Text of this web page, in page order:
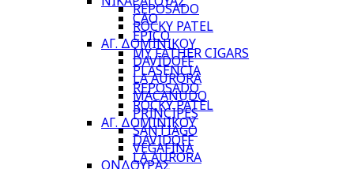
REPOSADO
ROCKY PATEL
ΑΓ. ΔΟΜΙΝΙΚΟΥ
DAVIDOFF
LA AURORA
MACANUDO
PRINCIPES
SANTIAGO
VEGAFINA
ΟΝΔΟΥΡΑΣ
CAO
EPICO
MY FATHER CIGARS
PLASENCIA
REPOSADO
ROCKY PATEL
ΑΓ. ΔΟΜΙΝΙΚΟΥ
DAVIDOFF
LA AURORA